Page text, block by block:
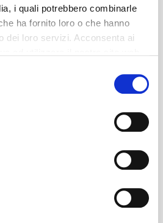
i quali potrebbero combinarle
ha fornito loro o che hanno
dei loro servizi. Acconsenta ai